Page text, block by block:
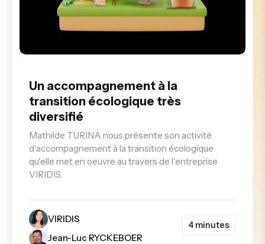
Un accompagnement à la
transition écologique très
diversifié
Mathilde TURINA nous présente son activité
d'accompagnement à la transition écologique
qu'elle met en oeuvre au travers de l'entreprise
VIRIDIS.
VIRIDIS
Jean-Luc RYCKEBOER
4 minutes